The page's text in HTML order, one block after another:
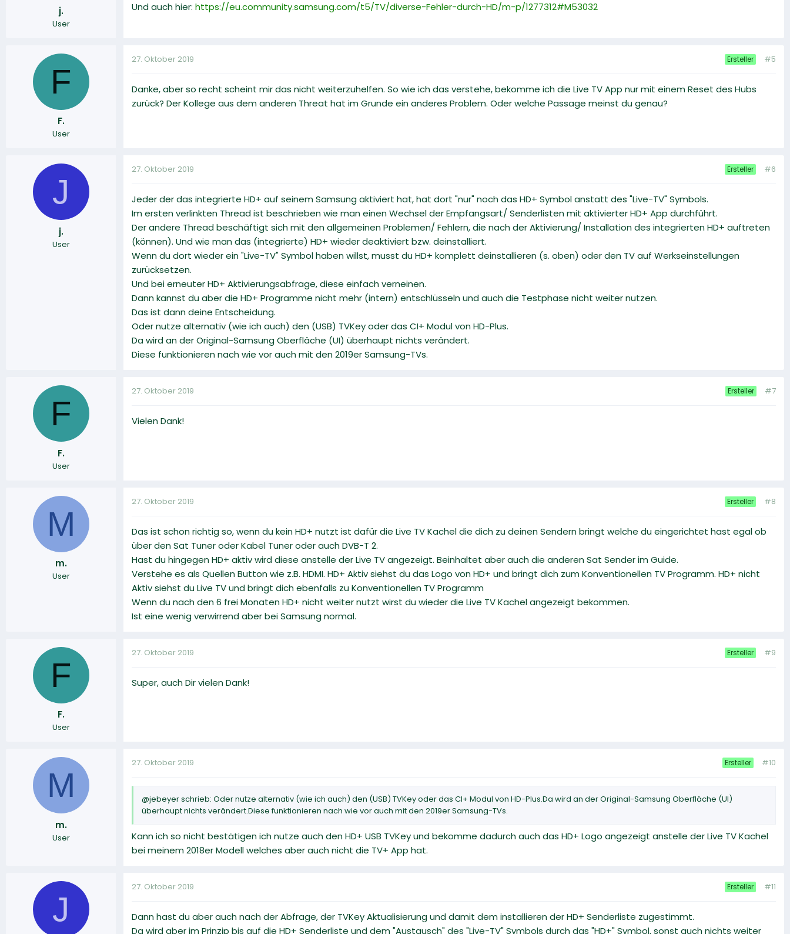
j.
User
Und auch hier: https://eu.community.samsung.com/t5/TV/diverse-Fehler-durch-HD/m-p/1277312#M53032
F
F.
User
27. Oktober 2019 Ersteller #5
Danke, aber so recht scheint mir das nicht weiterzuhelfen. So wie ich das verstehe, bekomme ich die Live TV App nur mit einem Reset des Hubs
zurück? Der Kollege aus dem anderen Threat hat im Grunde ein anderes Problem. Oder welche Passage meinst du genau?
J
j.
User
27. Oktober 2019 Ersteller #6
Jeder der das integrierte HD+ auf seinem Samsung aktiviert hat, hat dort "nur" noch das HD+ Symbol anstatt des "Live-TV" Symbols.
Im ersten verlinkten Thread ist beschrieben wie man einen Wechsel der Empfangsart/ Senderlisten mit aktivierter HD+ App durchführt.
Der andere Thread beschäftigt sich mit den allgemeinen Problemen/ Fehlern, die nach der Aktivierung/ Installation des integrierten HD+ auftreten
(können). Und wie man das (integrierte) HD+ wieder deaktiviert bzw. deinstalliert.
Wenn du dort wieder ein "Live-TV" Symbol haben willst, musst du HD+ komplett deinstallieren (s. oben) oder den TV auf Werkseinstellungen
zurücksetzen.
Und bei erneuter HD+ Aktivierungsabfrage, diese einfach verneinen.
Dann kannst du aber die HD+ Programme nicht mehr (intern) entschlüsseln und auch die Testphase nicht weiter nutzen.
Das ist dann deine Entscheidung.
Oder nutze alternativ (wie ich auch) den (USB) TVKey oder das CI+ Modul von HD-Plus.
Da wird an der Original-Samsung Oberfläche (UI) überhaupt nichts verändert.
Diese funktionieren nach wie vor auch mit den 2019er Samsung-TVs.
F
F.
User
27. Oktober 2019 Ersteller #7
Vielen Dank!
M
m.
User
27. Oktober 2019 Ersteller #8
Das ist schon richtig so, wenn du kein HD+ nutzt ist dafür die Live TV Kachel die dich zu deinen Sendern bringt welche du eingerichtet hast egal ob
über den Sat Tuner oder Kabel Tuner oder auch DVB-T 2.
Hast du hingegen HD+ aktiv wird diese anstelle der Live TV angezeigt. Beinhaltet aber auch die anderen Sat Sender im Guide.
Verstehe es als Quellen Button wie z.B. HDMI. HD+ Aktiv siehst du das Logo von HD+ und bringt dich zum Konventionellen TV Programm. HD+ nicht
Aktiv siehst du Live TV und bringt dich ebenfalls zu Konventionellen TV Programm
Wenn du nach den 6 frei Monaten HD+ nicht weiter nutzt wirst du wieder die Live TV Kachel angezeigt bekommen.
Ist eine wenig verwirrend aber bei Samsung normal.
F
F.
User
27. Oktober 2019 Ersteller #9
Super, auch Dir vielen Dank!
M
m.
User
27. Oktober 2019 Ersteller #10
@jebeyer schrieb: Oder nutze alternativ (wie ich auch) den (USB) TVKey oder das CI+ Modul von HD-Plus.Da wird an der Original-Samsung Oberfläche (UI)
überhaupt nichts verändert.Diese funktionieren nach wie vor auch mit den 2019er Samsung-TVs.
Kann ich so nicht bestätigen ich nutze auch den HD+ USB TVKey und bekomme dadurch auch das HD+ Logo angezeigt anstelle der Live TV Kachel
bei meinem 2018er Modell welches aber auch nicht die TV+ App hat.
J
27. Oktober 2019 Ersteller #11
Dann hast du aber auch nach der Abfrage, der TVKey Aktualisierung und damit dem installieren der HD+ Senderliste zugestimmt.
Da wird aber im Prinzip bis auf die HD+ Senderliste und dem "Austausch" des "Live-TV" Symbols durch das "HD+" Symbol, sonst auch nichts weiter